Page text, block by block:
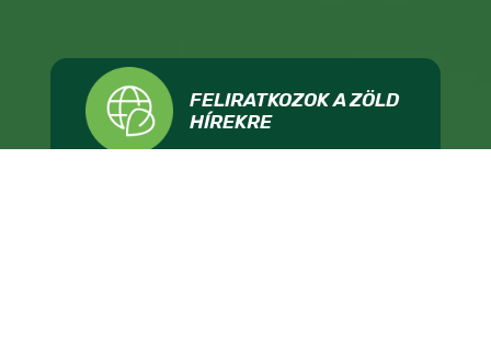
FELIRATKOZOK A ZÖLD
HÍREKRE